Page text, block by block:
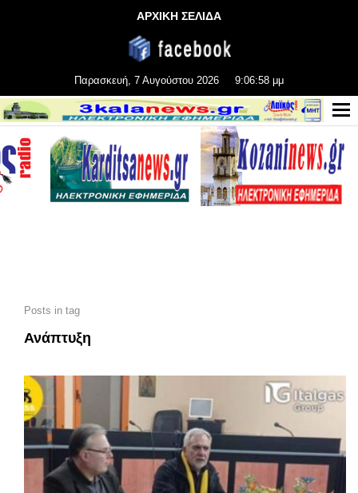
ΑΡΧΙΚΗ ΣΕΛΙΔΑ
Παρασκευή, 7 Αυγούστου 2026 9:07:00 μμ
Posts in tag
Ανάπτυξη